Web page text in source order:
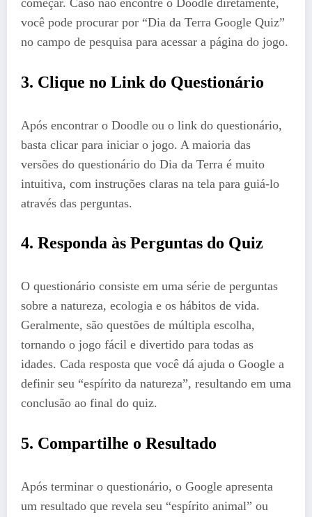
começar. Caso não encontre o Doodle diretamente,
você pode procurar por “Dia da Terra Google Quiz”
no campo de pesquisa para acessar a página do jogo.
3. Clique no Link do Questionário
Após encontrar o Doodle ou o link do questionário,
basta clicar para iniciar o jogo. A maioria das
versões do questionário do Dia da Terra é muito
intuitiva, com instruções claras na tela para guiá-lo
através das perguntas.
4. Responda às Perguntas do Quiz
O questionário consiste em uma série de perguntas
sobre a natureza, ecologia e os hábitos de vida.
Geralmente, são questões de múltipla escolha,
tornando o jogo fácil e divertido para todas as
idades. Cada resposta que você dá ajuda o Google a
definir seu “espírito da natureza”, resultando em uma
conclusão ao final do quiz.
5. Compartilhe o Resultado
Após terminar o questionário, o Google apresenta
um resultado que revela seu “espírito animal” ou